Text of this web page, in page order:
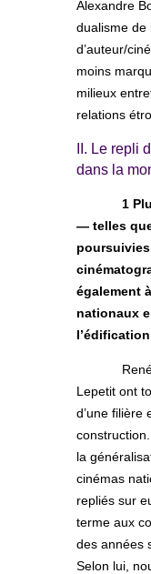
Alexandre
dualisme de
d’auteur/
moins
milieux
relations
II. Le repli
dans la
1
— telles
également
nationaux
Lepetit ont
d’une filière
la
cinémas
repliés sur
terme aux
des années
Selon lui,